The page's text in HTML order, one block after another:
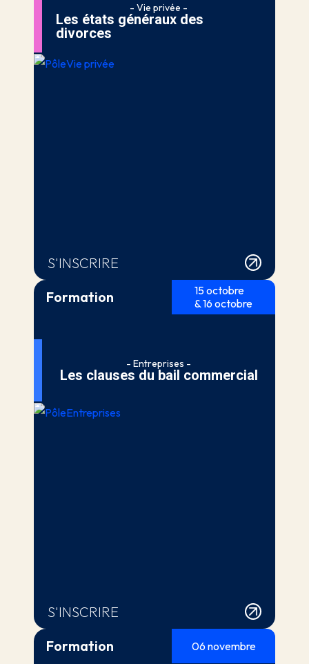
- Vie privée -
Les états généraux des
divorces
S'INSCRIRE
Formation
15 octobre
& 16 octobre
- Entreprises -
Les clauses du bail commercial
S'INSCRIRE
Formation
06 novembre